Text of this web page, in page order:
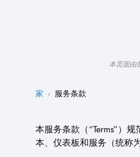
本页面由
家 › 服务条款
本服务条款（“Terms”）
本、仪表板和服务（统称为